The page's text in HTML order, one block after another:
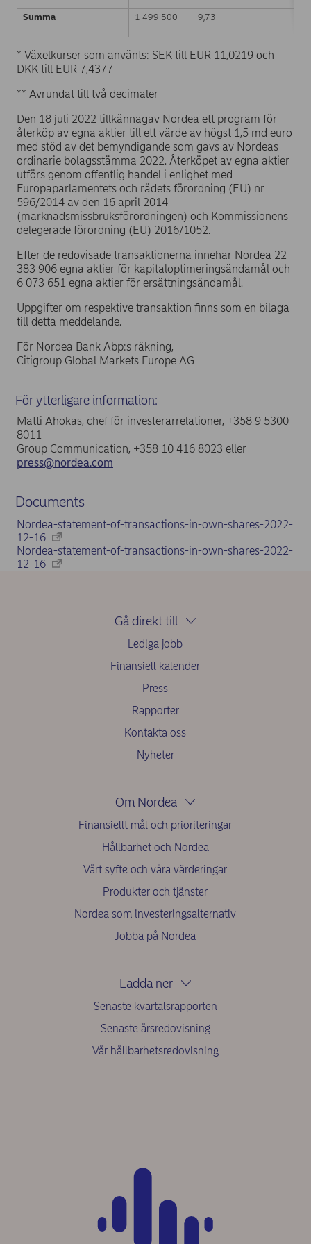
Summa 1 499 500 9,73
* Växelkurser som använts: SEK till EUR 11,0219 och
DKK till EUR 7,4377
** Avrundat till två decimaler
Den 18 juli 2022 tillkännagav Nordea ett program för
återköp av egna aktier till ett värde av högst 1,5 md euro
med stöd av det bemyndigande som gavs av Nordeas
ordinarie bolagsstämma 2022. Återköpet av egna aktier
utförs genom offentlig handel i enlighet med
Europaparlamentets och rådets förordning (EU) nr
596/2014 av den 16 april 2014
(marknadsmissbruksförordningen) och Kommissionens
delegerade förordning (EU) 2016/1052.
Efter de redovisade transaktionerna innehar Nordea 22
383 906 egna aktier för kapitaloptimeringsändamål och
6 073 651 egna aktier för ersättningsändamål.
Uppgifter om respektive transaktion finns som en bilaga
till detta meddelande.
För Nordea Bank Abp:s räkning,
Citigroup Global Markets Europe AG
För ytterligare information:
Matti Ahokas, chef för investerarrelationer, +358 9 5300
8011
Group Communication, +358 10 416 8023 eller
press@nordea.com
Documents
Nordea-statement-of-transactions-in-own-shares-2022-
12-16
Nordea-statement-of-transactions-in-own-shares-2022-
12-16
Gå direkt till
Lediga jobb
Finansiell kalender
Press
Rapporter
Kontakta oss
Nyheter
Om Nordea
Finansiellt mål och prioriteringar
Hållbarhet och Nordea
Vårt syfte och våra värderingar
Produkter och tjänster
Nordea som investeringsalternativ
Jobba på Nordea
Ladda ner
Senaste kvartalsrapporten
Senaste årsredovisning
Vår hållbarhetsredovisning